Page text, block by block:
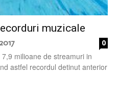
muzicale
0
milioane de streamuri in
astfel recordul detinut anterior